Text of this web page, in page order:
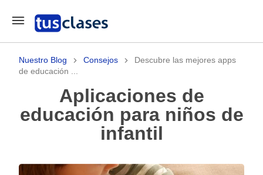
Nuestro Blog Consejos
Descubre las mejores apps
de educación ...
Aplicaciones de
educación para niños de
infantil